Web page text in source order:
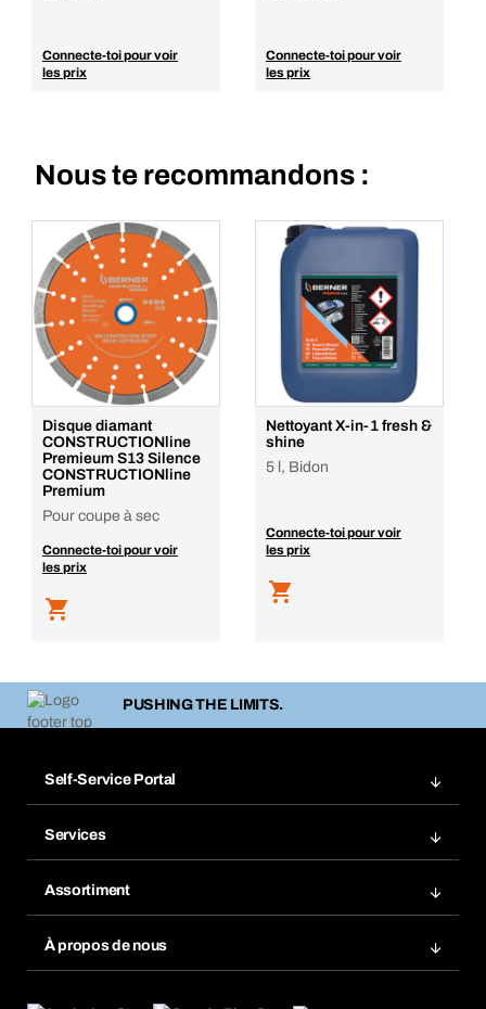
Connecte-toi pour voir
les prix
Connecte-toi pour voir
les prix
Nous te recommandons :
Disque diamant
CONSTRUCTIONline
Premieum S13 Silence
CONSTRUCTIONline
Premium
Pour coupe à sec
Connecte-toi pour voir
les prix
Nettoyant X-in-1 fresh &
shine
5 l, Bidon
Connecte-toi pour voir
les prix
PUSHING THE LIMITS.
Self-Service Portal
Listes de commande
Commander à nouveau
Commandes à répétition
Services
Chemical Safety Management
eProcurement
Assortiment
À propos de nous